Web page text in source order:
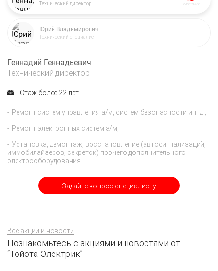
Технический директор WhatsApp
Юрий Владимирович
Технический специалист
Задайте вопрос специалисту
Геннадий Геннадьевич
Технический директор
Стаж более 22 лет
Ремонт систем управления а/м, систем безопасности и т. д.;
Ремонт электронных систем а/м;
Установка, демонтаж, восстановление (автосигнализаций,
иммобилайзеров, секреток) прочего дополнительного
электрооборудования.
Все акции и новости
Познакомьтесь с акциями и новостями от
“Тойота-Электрик”